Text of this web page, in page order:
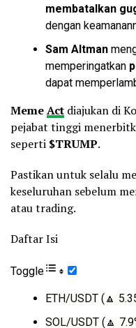
membatalkan
dengan
Sam Altman
memperingatkan
dapat
MemeAct diajukan di
pejabat tinggi
seperti $TRUMP.
Pastikan untuk selalu
keseluruhan sebelum
atau trading.
Daftar Isi
Toggle
ETH/USDT (🔼
SOL/USDT (🔼